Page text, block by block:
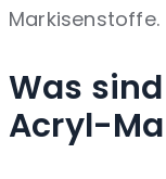
Markisenstoffe.
Was
Acryl-